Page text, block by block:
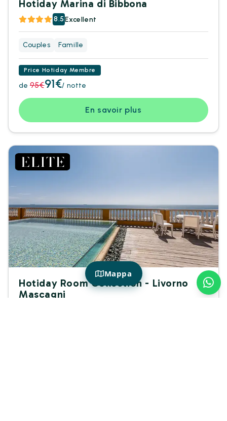
Mappa
Hotiday Marina di Bibbona
8.5 Excellent
Couples Famille
Price Hotiday Membre
de 95€91€/ notte
En savoir plus
Hotiday Room Collection - Livorno
Mascagni